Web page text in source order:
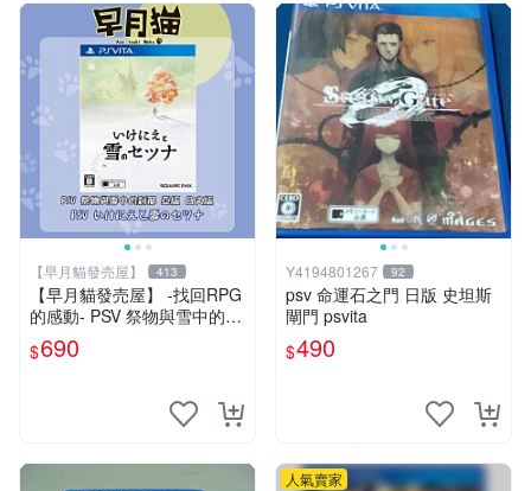
【早月貓發売屋】 413
【早月貓發売屋】 -找回RPG
的感動- PSV 祭物與雪中的剎
那 亞版 日文版 ※現貨販售中※
SQUARE ENIX
$690
Y4194801267 92
psv 命運石之門 日版 史坦斯
閘門 psvita
$490
人氣賣家